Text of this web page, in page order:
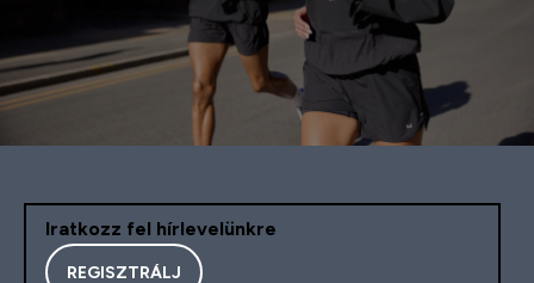
Iratkozz fel hírlevelünkre
REGISZTRÁLJ